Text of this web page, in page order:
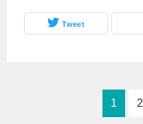
Tweet
1 2